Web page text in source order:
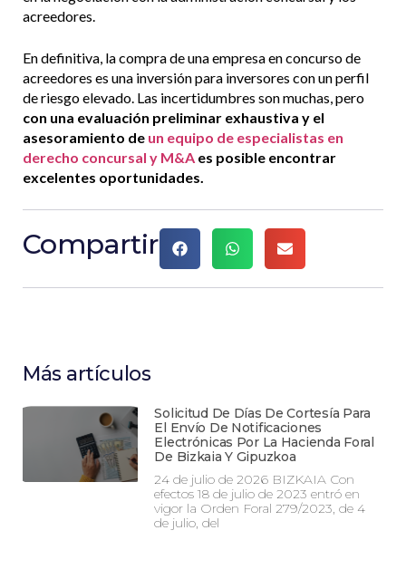
acreedores.
En definitiva, la compra de una empresa en concurso de
acreedores es una inversión para inversores con un perfil
de riesgo elevado. Las incertidumbres son muchas, pero
con una evaluación preliminar exhaustiva y el
asesoramiento de un equipo de especialistas en
derecho concursal y M&A es posible encontrar
excelentes oportunidades.
Compartir
Más artículos
Solicitud De Días De Cortesía Para
El Envío De Notificaciones
Electrónicas Por La Hacienda Foral
De Bizkaia Y Gipuzkoa
24 de julio de 2026 BIZKAIA Con
efectos 18 de julio de 2023 entró en
vigor la Orden Foral 279/2023, de 4
de julio, del